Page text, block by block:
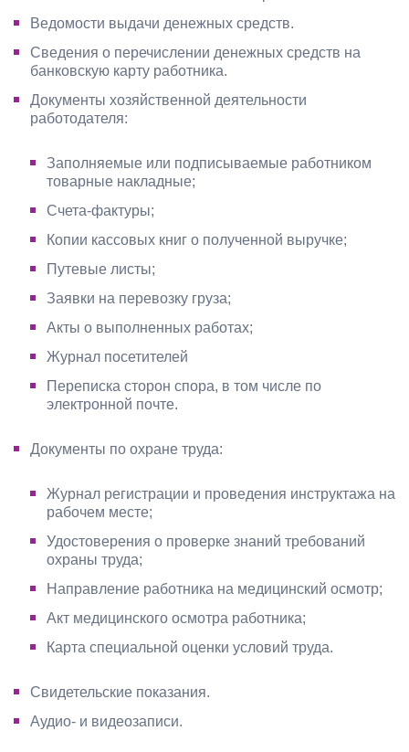
Ведомости выдачи денежных средств.
Сведения о перечислении денежных средств на
банковскую карту работника.
Документы хозяйственной деятельности
работодателя:
Заполняемые или подписываемые работником
товарные накладные;
Счета-фактуры;
Копии кассовых книг о полученной выручке;
Путевые листы;
Заявки на перевозку груза;
Акты о выполненных работах;
Журнал посетителей
Переписка сторон спора, в том числе по
электронной почте.
Документы по охране труда:
Журнал регистрации и проведения инструктажа на
рабочем месте;
Удостоверения о проверке знаний требований
охраны труда;
Направление работника на медицинский осмотр;
Акт медицинского осмотра работника;
Карта специальной оценки условий труда.
Свидетельские показания.
Аудио- и видеозаписи.